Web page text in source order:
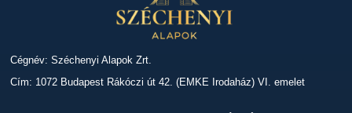
Cégnév: Széchenyi Alapok Zrt.
Cím: 1072 Budapest Rákóczi út 42. (EMKE Irodaház) VI. emelet